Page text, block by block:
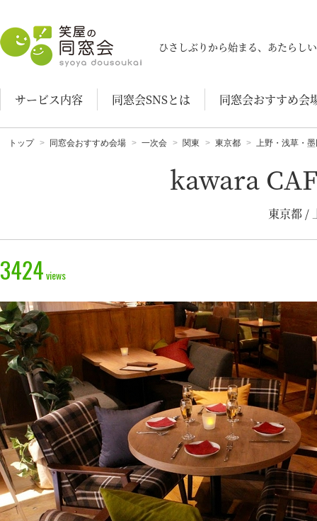
笑屋の同窓会
ひさしぶりから始まる、あたらし
サービス内容 同窓会SNSとは 同窓会おすすめ会
トップ 同窓会おすすめ会場 一次会 関東 東京都 上野・浅草・
kawara
東京都 /
3424views